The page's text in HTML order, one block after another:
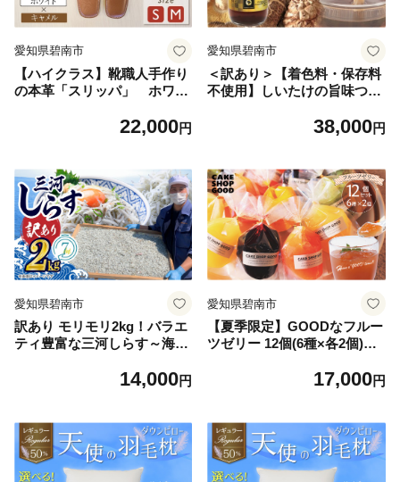
愛知県碧南市
【ハイクラス】靴職人手作り
の本革「スリッパ」 ホワイ
ームシューズ 部屋履き 雑貨
ム やわらかい 災害 H066-076
22,000円
愛知県碧南市
＜訳あり＞【着色料・保存料
不使用】しいたけの旨味つゆ
茸使用 煮物 つけつゆ かけつ
冷奴 H207-004
38,000円
愛知県碧南市
訳あり モリモリ2kg！バラエ
ティ豊富な三河しらす～海の
ラス 国産 海の幸 ご飯のお供
14,000円
愛知県碧南市
【夏季限定】GOODなフルー
ツゼリー 12個(6種×各2個)セ
17,000円